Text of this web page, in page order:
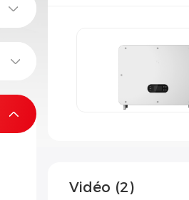
Vidéo (2)